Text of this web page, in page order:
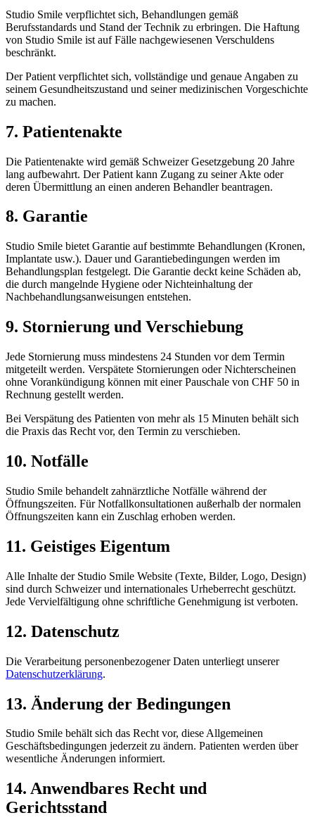
Studio Smile verpflichtet sich, Behandlungen gemäß
Berufsstandards und Stand der Technik zu erbringen. Die Haftung
von Studio Smile ist auf Fälle nachgewiesenen Verschuldens
beschränkt.
Der Patient verpflichtet sich, vollständige und genaue Angaben zu
seinem Gesundheitszustand und seiner medizinischen Vorgeschichte
zu machen.
7. Patientenakte
Die Patientenakte wird gemäß Schweizer Gesetzgebung 20 Jahre
lang aufbewahrt. Der Patient kann Zugang zu seiner Akte oder
deren Übermittlung an einen anderen Behandler beantragen.
8. Garantie
Studio Smile bietet Garantie auf bestimmte Behandlungen (Kronen,
Implantate usw.). Dauer und Garantiebedingungen werden im
Behandlungsplan festgelegt. Die Garantie deckt keine Schäden ab,
die durch mangelnde Hygiene oder Nichteinhaltung der
Nachbehandlungsanweisungen entstehen.
9. Stornierung und Verschiebung
Jede Stornierung muss mindestens 24 Stunden vor dem Termin
mitgeteilt werden. Verspätete Stornierungen oder Nichterscheinen
ohne Vorankündigung können mit einer Pauschale von CHF 50 in
Rechnung gestellt werden.
Bei Verspätung des Patienten von mehr als 15 Minuten behält sich
die Praxis das Recht vor, den Termin zu verschieben.
10. Notfälle
Studio Smile behandelt zahnärztliche Notfälle während der
Öffnungszeiten. Für Notfallkonsultationen außerhalb der normalen
Öffnungszeiten kann ein Zuschlag erhoben werden.
11. Geistiges Eigentum
Alle Inhalte der Studio Smile Website (Texte, Bilder, Logo, Design)
sind durch Schweizer und internationales Urheberrecht geschützt.
Jede Vervielfältigung ohne schriftliche Genehmigung ist verboten.
12. Datenschutz
Die Verarbeitung personenbezogener Daten unterliegt unserer
Datenschutzerklärung.
13. Änderung der Bedingungen
Studio Smile behält sich das Recht vor, diese Allgemeinen
Geschäftsbedingungen jederzeit zu ändern. Patienten werden über
wesentliche Änderungen informiert.
14. Anwendbares Recht und
Gerichtsstand